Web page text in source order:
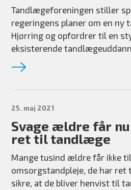
Tandlægeforeningen stiller
regeringens planer om en ny
Hjørring og opfordrer til en
eksisterende
25. maj 2021
Svage ældre får
ret til tandlæge
Mange tusind ældre får ikke
omsorgstandpleje, de har ret
sikre, at de bliver henvist til